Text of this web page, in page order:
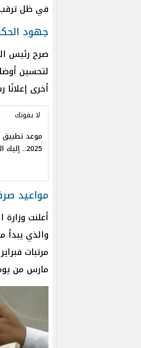
في ظل ترقب
جهود
صرح رئيس
لتحسين
أخرى إعلانًا
لا يفوتك
موعد تطبيق
2025.. إليك التفاصيل كاملة
مواعيد صرف
أعلنت
مارس من يوم 23-3، بينما تُصرف المتأخرات في أيام محددة وفقًا